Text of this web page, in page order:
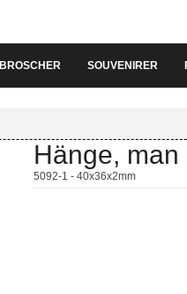
BROSCHER SOUVENIRER
Hänge,
5092-1 - 40x36x2mm